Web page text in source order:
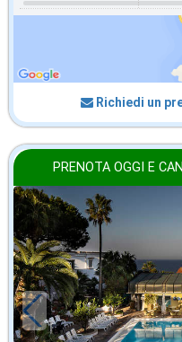
Richiedi un
PRENOTA OGGI E
settembre
in offerta da
€60,00
a notte